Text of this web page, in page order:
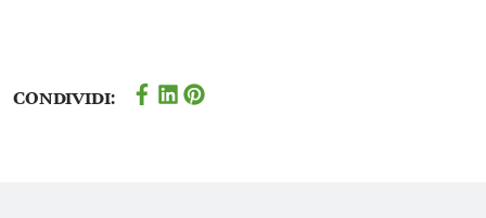
Condividi: